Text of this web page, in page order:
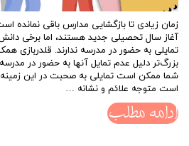
زمان زیادی تا بازگشایی مدارس باقی نمانده
آغاز سال تحصیلی جدید هستند، اما برخی
تمایلی به حضور در مدرسه ندارند. قلدربازی
بزرگ‌تر دلیل عدم تمایل آنها به حضور در
شما ممکن است تمایلی به صحبت در این زمینه
است متوجه علائم و نشانه …
ادامه مطلب